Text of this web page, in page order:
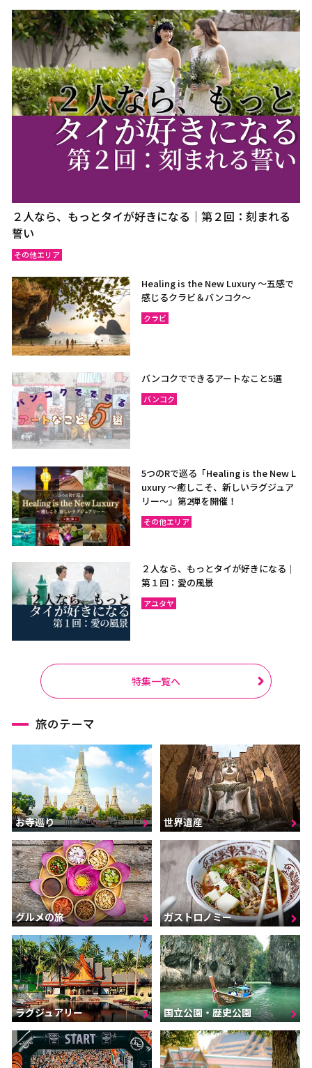
２人なら、もっとタイが好きになる｜第２回：刻まれる
誓い
その他エリア
Healing is the New Luxury ～五感で
感じるクラビ＆バンコク～
クラビ
バンコクでできるアートなこと5選
バンコク
5つのRで巡る「Healing is the New L
uxury ～癒しこそ、新しいラグジュア
リー〜」第2弾を開催！
その他エリア
２人なら、もっとタイが好きになる｜
第１回：愛の風景
アユタヤ
特集一覧へ
旅のテーマ
お寺巡り 世界遺産
グルメの旅 ガストロノミー
ラグジュアリー 国立公園・歴史公園